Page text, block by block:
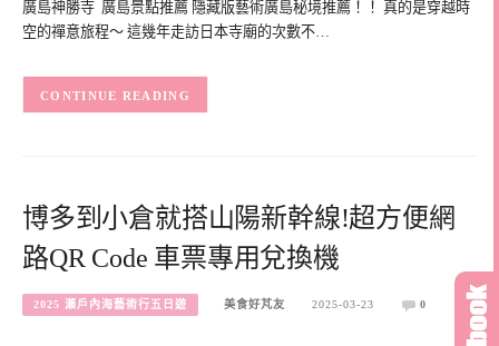
廣島神勝寺 廣島景點推薦 隱藏版藝術廣島秘境推薦！！ 真的是穿越時
空的禪意旅程～ 這幾年走訪日本寺廟的次數不…
CONTINUE READING
博多到小倉就搭山陽新幹線!超方便網
路QR Code 車票專用兌換機
2025 瀨戶內海藝術行五日遊 美食好芃友 2025-03-23 0